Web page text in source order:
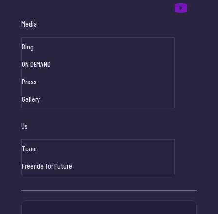
Media
Blog
ON DEMAND
Press
Gallery
Us
Team
Freeride for Future